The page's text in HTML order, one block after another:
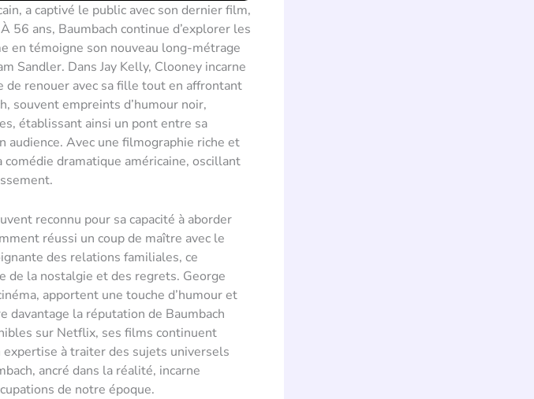
a captivé le public avec son dernier film,
56 ans, Baumbach continue d’explorer les
en témoigne son nouveau long-métrage
Sandler. Dans Jay Kelly, Clooney incarne
renouer avec sa fille tout en affrontant
souvent empreints d’humour noir,
établissant ainsi un pont entre sa
Avec une filmographie riche et
dramatique américaine, oscillant
reconnu pour sa capacité à aborder
réussi un coup de maître avec le
des relations familiales, ce
de la nostalgie et des regrets. George
apportent une touche d’humour et
davantage la réputation de Baumbach
sur Netflix, ses films continuent
à traiter des sujets universels
ancré dans la réalité, incarne
de notre époque.